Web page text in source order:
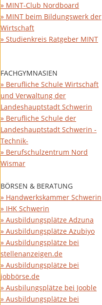
» MINT-Club Nordboard
» MINT beim Bildungswerk der
Wirtschaft
» Studienkreis Ratgeber MINT
FACHGYMNASIEN
» Berufliche Schule Wirtschaft
und Verwaltung der
Landeshauptstadt Schwerin
» Berufliche Schule der
Landeshauptstadt Schwerin -
Technik-
» Berufschulzentrum Nord
Wismar
BÖRSEN & BERATUNG
» Handwerkskammer Schwerin
» IHK Schwerin
» Ausbildungsplätze Adzuna
» Ausbildungsplätze Azubiyo
» Ausbildungsplätze bei
stellenanzeigen.de
» Ausbildungsplätze bei
jobbörse.de
» Ausbilungsplätze bei Jooble
» Ausbildungsplätze bei